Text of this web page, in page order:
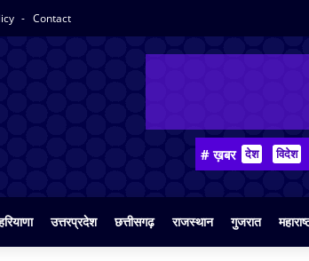
Contact
# ख़बर देश विदेश
उत्तरप्रदेश छत्तीसगढ़ राजस्थान गुजरात